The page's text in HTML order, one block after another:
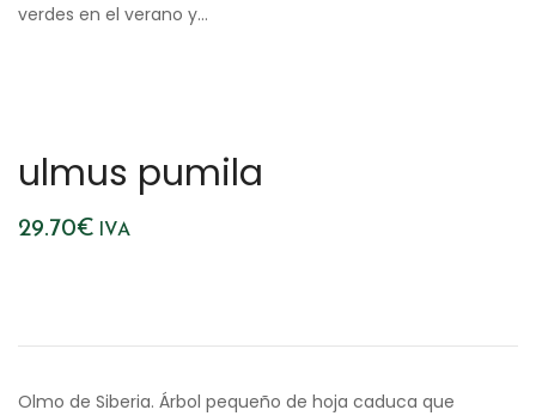
verdes en el verano y…
ulmus pumila
29.70€ IVA
Olmo de Siberia. Árbol pequeño de hoja caduca que